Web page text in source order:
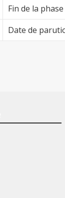
Fin de la
Date de